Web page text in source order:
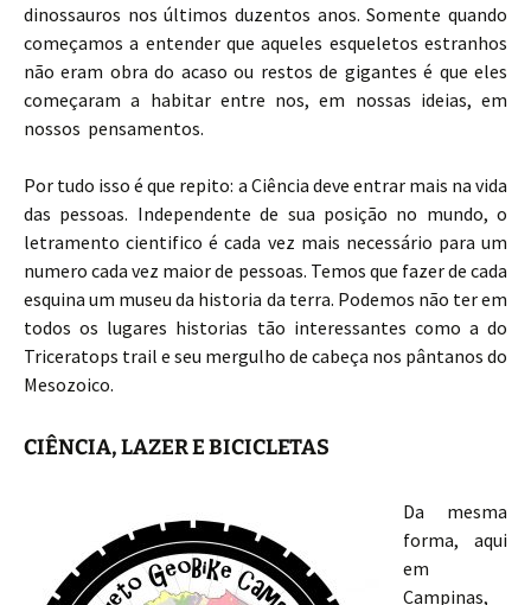
dinossauros nos últimos duzentos anos. Somente quando
começamos a entender que aqueles esqueletos estranhos
não eram obra do acaso ou restos de gigantes é que eles
começaram a habitar entre nos, em nossas ideias, em
nossos pensamentos.
Por tudo isso é que repito: a Ciência deve entrar mais na vida
das pessoas. Independente de sua posição no mundo, o
letramento cientifico é cada vez mais necessário para um
numero cada vez maior de pessoas. Temos que fazer de cada
esquina um museu da historia da terra. Podemos não ter em
todos os lugares historias tão interessantes como a do
Triceratops trail e seu mergulho de cabeça nos pântanos do
Mesozoico.
CIÊNCIA, LAZER E BICICLETAS
Da mesma
forma, aqui
em
Campinas,